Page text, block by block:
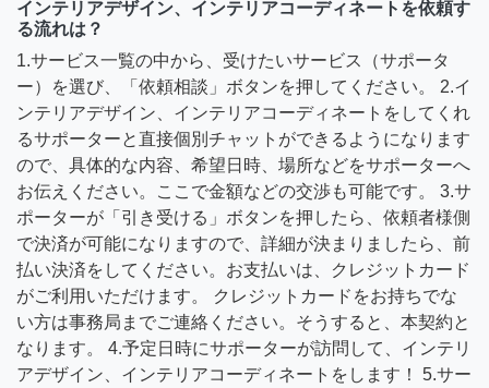
インテリアデザイン、インテリアコーディネートを依頼す
る流れは？
1.サービス一覧の中から、受けたいサービス（サポータ
ー）を選び、「依頼相談」ボタンを押してください。 2.イ
ンテリアデザイン、インテリアコーディネートをしてくれ
るサポーターと直接個別チャットができるようになります
ので、具体的な内容、希望日時、場所などをサポーターへ
お伝えください。ここで金額などの交渉も可能です。 3.サ
ポーターが「引き受ける」ボタンを押したら、依頼者様側
で決済が可能になりますので、詳細が決まりましたら、前
払い決済をしてください。お支払いは、クレジットカード
がご利用いただけます。 クレジットカードをお持ちでな
い方は事務局までご連絡ください。そうすると、本契約と
なります。 4.予定日時にサポーターが訪問して、インテリ
アデザイン、インテリアコーディネートをします！ 5.サー